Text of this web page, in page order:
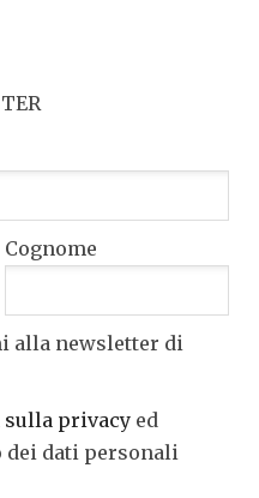
Cognome
alla newsletter di
privacy ed
dati personali